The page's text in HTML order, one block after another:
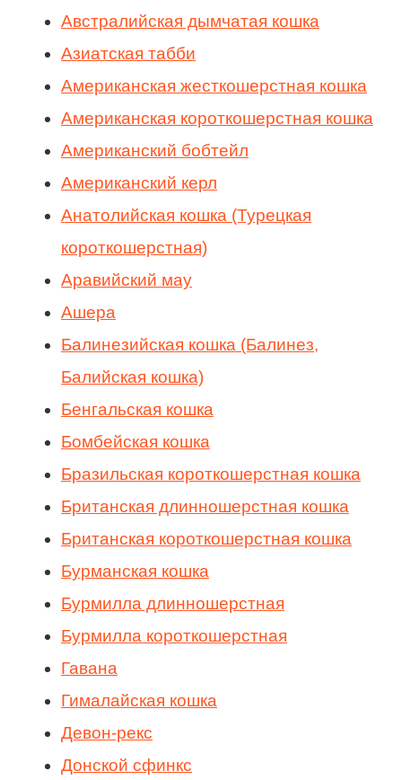
Австралийская дымчатая кошка
Азиатская табби
Американская жесткошерстная кошка
Американская короткошерстная кошка
Американский бобтейл
Американский керл
Анатолийская кошка (Турецкая
короткошерстная)
Аравийский мау
Ашера
Балинезийская кошка (Балинез,
Балийская кошка)
Бенгальская кошка
Бомбейская кошка
Бразильская короткошерстная кошка
Британская длинношерстная кошка
Британская короткошерстная кошка
Бурманская кошка
Бурмилла длинношерстная
Бурмилла короткошерстная
Гавана
Гималайская кошка
Девон-рекс
Донской сфинкс